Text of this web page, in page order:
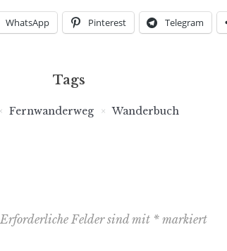
WhatsApp Pinterest Telegram
Tags
Fernwanderweg Wanderbuch
Erforderliche Felder sind mit *markiert